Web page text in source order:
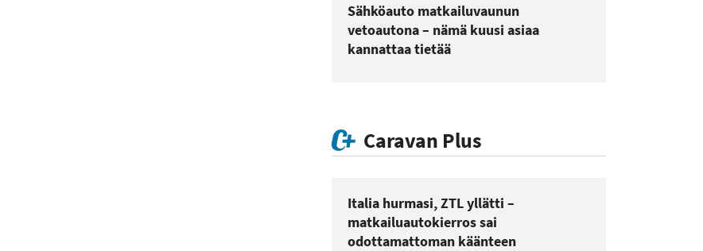
Sähköauto matkailuvaunun
vetoautona – nämä kuusi asiaa
kannattaa tietää
Caravan Plus
Italia hurmasi, ZTL yllätti –
matkailuautokierros sai
odottamattoman käänteen